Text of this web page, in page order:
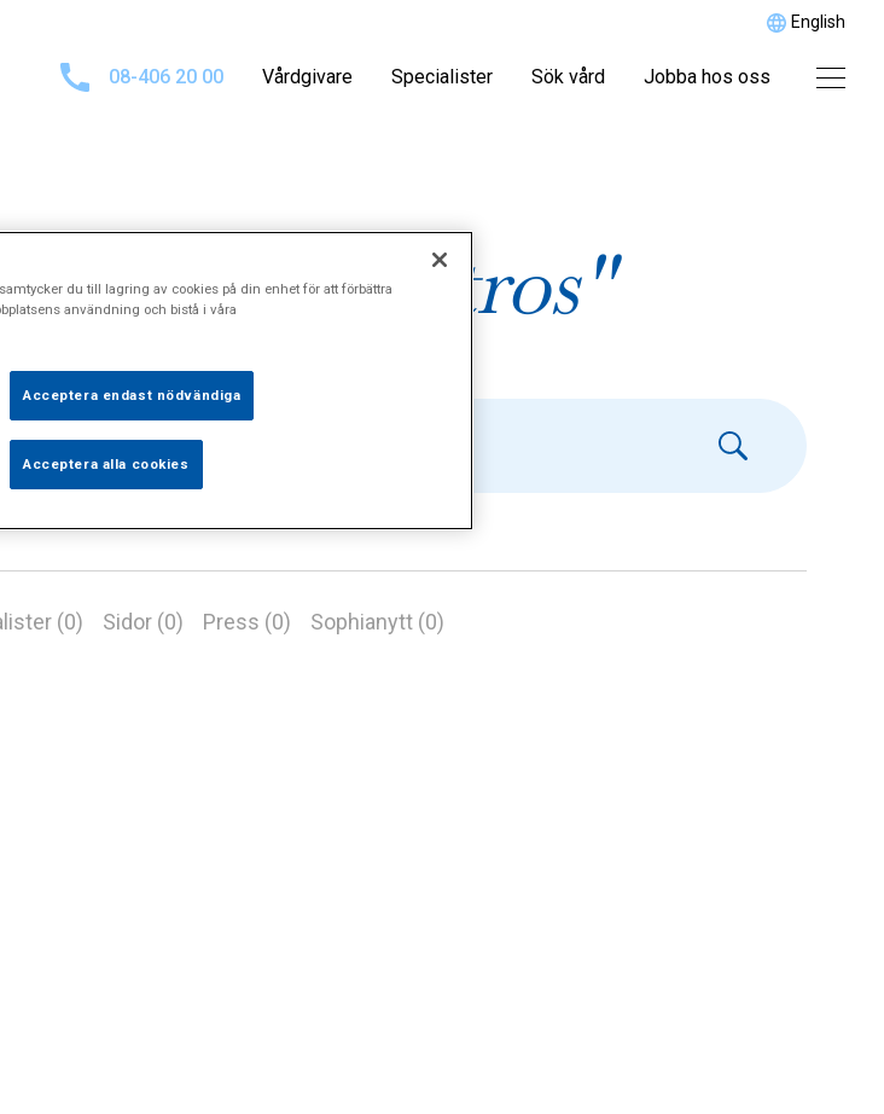
English
08-406 20 00 Vårdgivare Specialister Sök vård Jobba hos oss
"Tumbasartros"
(0) Sidor (0) Press (0) Sophianytt (0)
du till lagring av cookies på din enhet för att förbättra
användning och bistå i våra
Acceptera endast nödvändiga
Acceptera alla cookies